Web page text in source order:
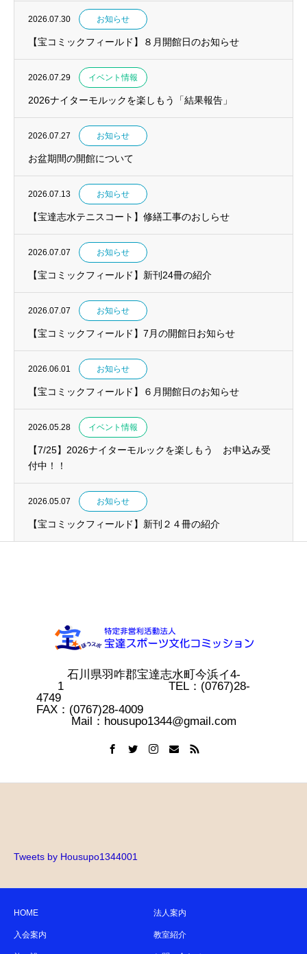
2026.07.30 お知らせ
【宝コミックフィールド】８月開館日のお知らせ
2026.07.29 イベント情報
2026ナイターモルックを楽しもう「結果報告」
2026.07.27 お知らせ
お盆期間の開館について
2026.07.13 お知らせ
【宝達志水テニスコート】修繕工事のおしらせ
2026.07.07 お知らせ
【宝コミックフィールド】新刊24冊の紹介
2026.07.07 お知らせ
【宝コミックフィールド】7月の開館日お知らせ
2026.06.01 お知らせ
【宝コミックフィールド】６月開館日のお知らせ
2026.05.28 イベント情報
【7/25】2026ナイターモルックを楽しもう お申込み受
付中！！
2026.05.07 お知らせ
【宝コミックフィールド】新刊２４冊の紹介
石川県羽咋郡宝達志水町今浜イ4-
1 TEL：(0767)28-
4749
FAX：(0767)28-4009
Mail：housupo1344@gmail.com
Tweets by Housupo1344001
HOME 法人案内
入会案内 教室紹介